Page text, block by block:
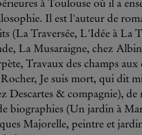
à Toulouse où il a
Il est l'auteur de
(La Traversée, L'Idée à La
La Musaraigne, chez
Travaux des champs aux
Je suis mort, qui dit
Descartes & compagnie), de
biographies (Un jardin à
Majorelle, peintre et